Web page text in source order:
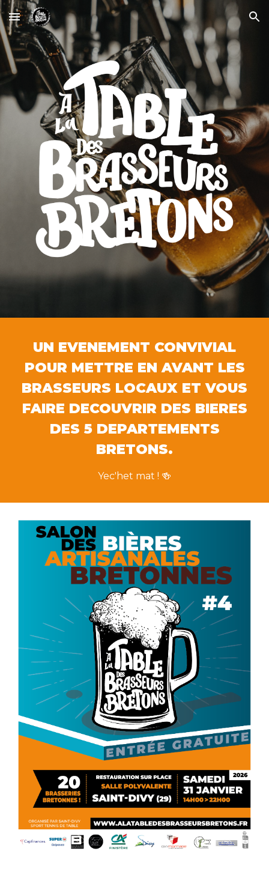
Skip to main content Skip to navigation
UN EVENEMENT CONVIVIAL
POUR METTRE EN AVANT LES
BRASSEURS LOCAUX ET VOUS
FAIRE DECOUVRIR DES BIERES
DES 5 DEPARTEMENTS
BRETONS.
Yec'het mat ! 🍻